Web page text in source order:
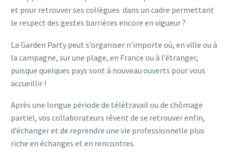
et pour retrouver ses collègues dans un cadre permettant
le respect des gestes barrières encore en vigueur ?
La Garden Party peut s’organiser n’importe où, en ville ou à
la campagne, sur une plage, en France ou à l’étranger,
puisque quelques pays sont à nouveau ouverts pour vous
accueillir !
Après une longue période de télétravail ou de chômage
partiel, vos collaborateurs rêvent de se retrouver enfin,
d’échanger et de reprendre une vie professionnelle plus
riche en échanges et en rencontres.